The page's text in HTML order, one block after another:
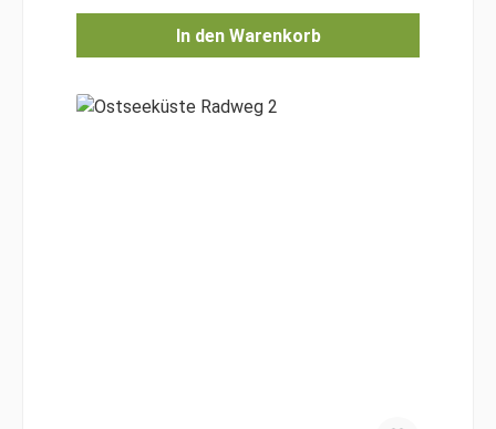
In den Warenkorb